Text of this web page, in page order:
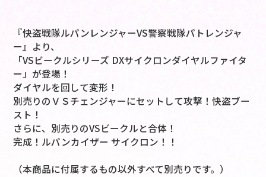
『快盗戦隊ルパンレンジャーVS警察戦隊パトレンジャ
ー』より、
「VSビークルシリーズ DXサイクロンダイヤルファイタ
ー」が登場！
ダイヤルを回して変形！
別売りのＶＳチェンジャーにセットして攻撃！快盗ブー
スト！
さらに、別売りのVSビークルと合体！
完成！ルパンカイザー サイクロン！！
（本商品に付属するもの以外すべて別売りです。）